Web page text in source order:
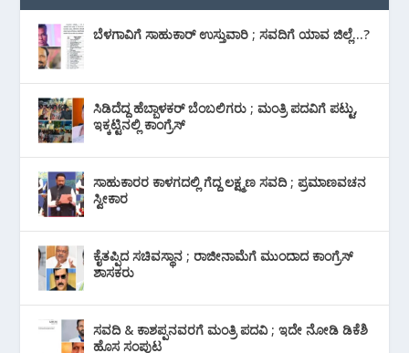
ಬೆಳಗಾವಿಗೆ ಸಾಹುಕಾರ್ ಉಸ್ತುವಾರಿ ; ಸವದಿಗೆ ಯಾವ ಜಿಲ್ಲೆ…?
ಸಿಡಿದೆದ್ದ ಹೆಬ್ಬಾಳಕರ್ ಬೆಂಬಲಿಗರು ; ಮಂತ್ರಿ ಪದವಿಗೆ ‌ಪಟ್ಟು,
ಇಕ್ಕಟ್ಟಿನಲ್ಲಿ ಕಾಂಗ್ರೆಸ್
ಸಾಹುಕಾರರ ಕಾಳಗದಲ್ಲಿ ಗೆದ್ದ ಲಕ್ಷ್ಮಣ ಸವದಿ ; ಪ್ರಮಾಣವಚನ
ಸ್ವೀಕಾರ
ಕೈತಪ್ಪಿದ ಸಚಿವಸ್ಥಾನ ; ರಾಜೀನಾಮೆಗೆ ಮುಂದಾದ ಕಾಂಗ್ರೆಸ್
‌ಶಾಸಕರು
ಸವದಿ & ಕಾಶಪ್ಪನವರಗೆ ಮಂತ್ರಿ ಪದವಿ ; ಇದೇ ನೋಡಿ‌ ಡಿಕೆಶಿ
ಹೊಸ ಸಂಪುಟ